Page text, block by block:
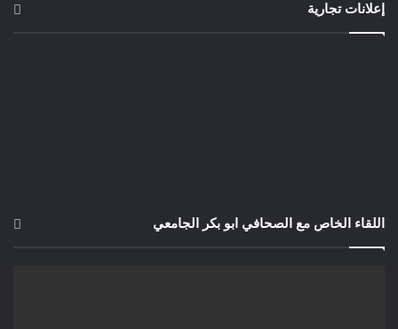
إعلانات تجارية
اللقاء الخاص مع الصحافي ابو بكر الجامعي